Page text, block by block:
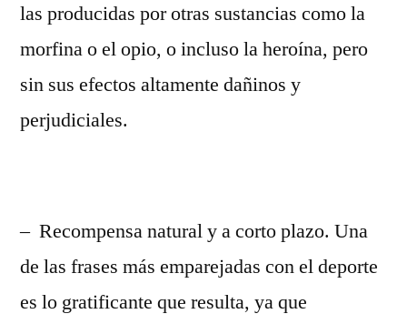
las producidas por otras sustancias como la
morfina o el opio, o incluso la heroína, pero
sin sus efectos altamente dañinos y
perjudiciales.
– Recompensa natural y a corto plazo. Una
de las frases más emparejadas con el deporte
es lo gratificante que resulta, ya que